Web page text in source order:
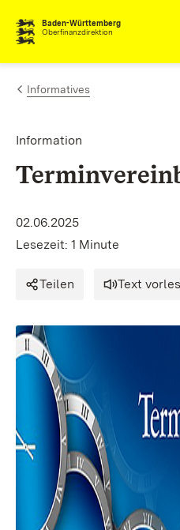
Zum Inhalt springen
Baden-Württemberg
Oberfinanzdirektion
Informatives
Information
02.06.2025
Lesezeit: 1 Minute
Teilen Text